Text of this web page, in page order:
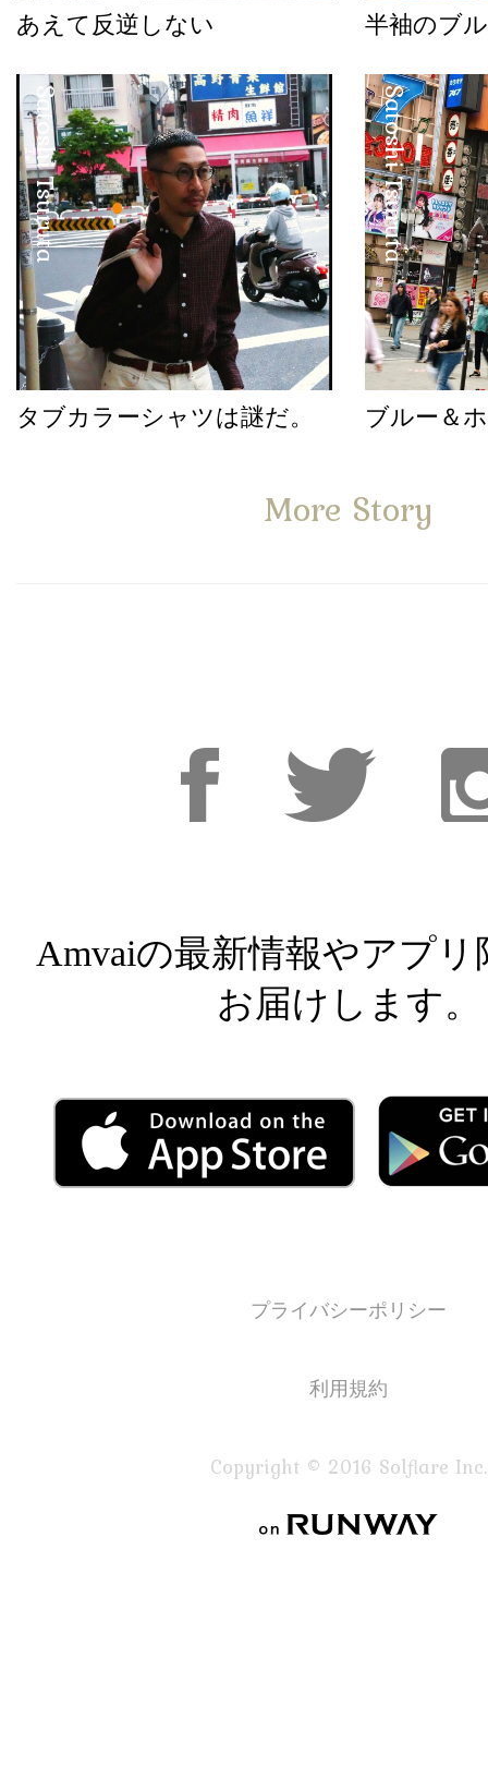
あえて反逆しない 半袖のブ
Satoshi Tsuruta
タブカラーシャツは謎だ。
Satoshi Tsuruta
ブルー＆
More Story
Amvaiの最新情報やアプリ
お届けします。
プライバシーポリシー
利用規約
Copyright © 2016 Solflare Inc.